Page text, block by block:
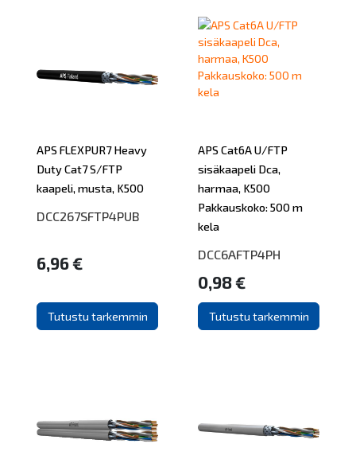
APS FLEXPUR7 Heavy
Duty Cat7 S/FTP
kaapeli, musta, K500
DCC267SFTP4PUB
6,96 €
Tutustu tarkemmin
APS Cat6A U/FTP
sisäkaapeli Dca,
harmaa, K500
Pakkauskoko: 500 m
kela
DCC6AFTP4PH
0,98 €
Tutustu tarkemmin